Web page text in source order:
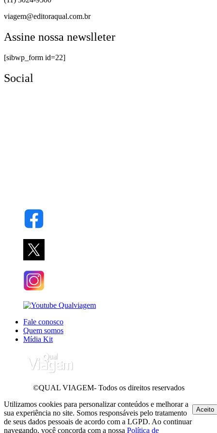
viagem@editoraqual.com.br
Assine nossa newslleter
[sibwp_form id=22]
Social
Fale conosco
Quem somos
Mídia Kit
©QUAL VIAGEM- Todos os direitos reservados
Utilizamos cookies para personalizar conteúdos e melhorar a
sua experiência no site. Somos responsáveis pelo tratamento
de seus dados pessoais de acordo com a LGPD. Ao continuar
navegando, você concorda com a nossa Política de
Aceito